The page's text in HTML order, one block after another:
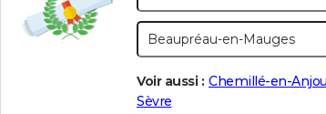
Voir aussi : Chemillé-en-Anjou
Sèvre